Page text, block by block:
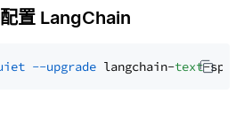
置 LangChain
--upgrade langchain-text